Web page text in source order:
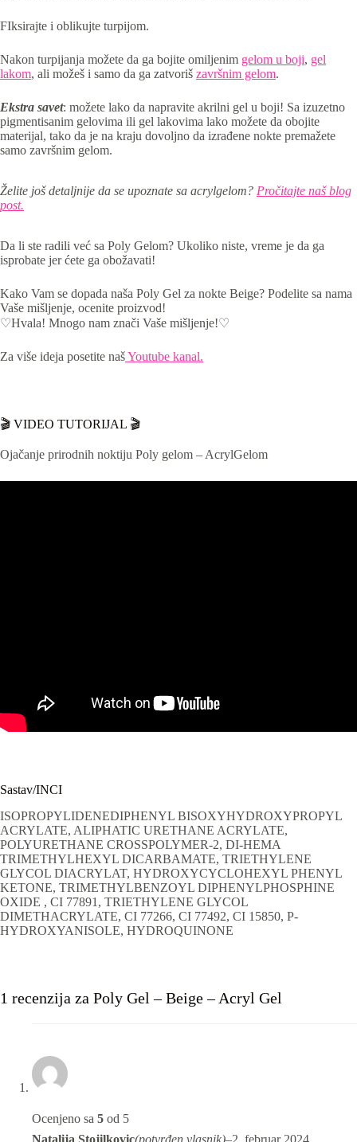
FIksirajte i oblikujte turpijom.
Nakon turpijanja možete da ga bojite omiljenim gelom u boji, gel
lakom, ali možeš i samo da ga zatvoriš završnim gelom.
Ekstra savet: možete lako da napravite akrilni gel u boji! Sa izuzetno
pigmentisanim gelovima ili gel lakovima lako možete da obojite
materijal, tako da je na kraju dovoljno da izrađene nokte premažete
samo završnim gelom.
Želite još detaljnije da se upoznate sa acrylgelom? Pročitajte naš blog
post.
Da li ste radili već sa Poly Gelom? Ukoliko niste, vreme je da ga
isprobate jer ćete ga obožavati!
Kako Vam se dopada naša Poly Gel za nokte Beige? Podelite sa nama
Vaše mišljenje, ocenite proizvod!
♡Hvala! Mnogo nam znači Vaše mišljenje!♡
Za više ideja posetite našYoutube kanal.
🎬 VIDEO TUTORIJAL 🎬
Ojačanje prirodnih noktiju Poly gelom – AcrylGelom
Sastav/INCI
ISOPROPYLIDENEDIPHENYL BISOXYHYDROXYPROPYL
ACRYLATE, ALIPHATIC URETHANE ACRYLATE,
POLYURETHANE CROSSPOLYMER-2, DI-HEMA
TRIMETHYLHEXYL DICARBAMATE, TRIETHYLENE
GLYCOL DIACRYLAT, HYDROXYCYCLOHEXYL PHENYL
KETONE, TRIMETHYLBENZOYL DIPHENYLPHOSPHINE
OXIDE , CI 77891, TRIETHYLENE GLYCOL
DIMETHACRYLATE, CI 77266, CI 77492, CI 15850, P-
HYDROXYANISOLE, HYDROQUINONE
1 recenzija za Poly Gel – Beige – Acryl Gel
Ocenjeno sa 5 od 5